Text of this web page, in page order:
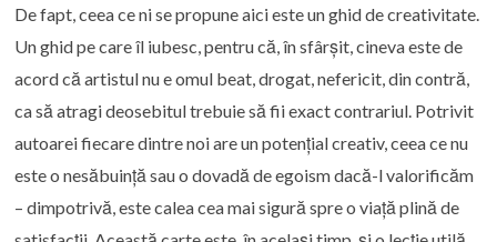
De fapt, ceea ce ni se propune aici este un ghid de creativitate.
Un ghid pe care îl iubesc, pentru că, în sfârșit, cineva este de
acord că artistul nu e omul beat, drogat, nefericit, din contră,
ca să atragi deosebitul trebuie să fii exact contrariul. Potrivit
autoarei fiecare dintre noi are un potențial creativ, ceea ce nu
este o nesăbuință sau o dovadă de egoism dacă-l valorificăm
– dimpotrivă, este calea cea mai sigură spre o viață plină de